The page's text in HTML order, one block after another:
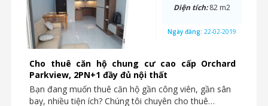
Cho thuê căn hộ chung cư cao cấp Orchard
Parkview, 2PN+1 đầy đủ nội thất
Bạn đang muốn thuê căn hộ gần công viên, gần sân
bay, nhiều tiện ích? Chúng tôi chuyên cho thuê…
Diện tích:82 m2
Ngày đăng: 22-02-2019